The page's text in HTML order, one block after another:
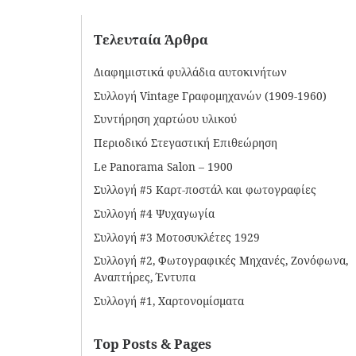
Τελευταία Άρθρα
Διαφημιστικά φυλλάδια αυτοκινήτων
Συλλογή Vintage Γραφομηχανών (1909-1960)
Συντήρηση χαρτώου υλικού
Περιοδικό Στεγαστική Επιθεώρηση
Le Panorama Salon – 1900
Συλλογή #5 Καρτ-ποστάλ και φωτογραφίες
Συλλογή #4 Ψυχαγωγία
Συλλογή #3 Μοτοσυκλέτες 1929
Συλλογή #2, Φωτογραφικές Μηχανές, Ζονόφωνα,
Αναπτήρες, Έντυπα
Συλλογή #1, Χαρτονομίσματα
Top Posts & Pages